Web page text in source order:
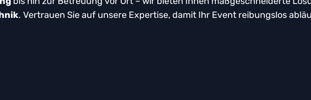
. Vertrauen Sie auf unsere Expertise, damit Ihr Event reibungslos